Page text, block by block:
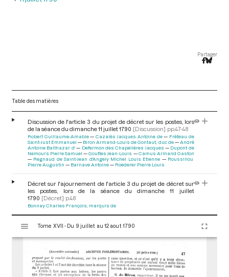
Partager
Table des matières
Discussion de l'article 3 du projet de décret sur les postes, lors
de la séance du dimanche 11 juillet 1790 [Discussion] pp.47-48
Robert Guillaume-Amable Cazalès Jacques Antoine de
Fréteau de
Saint-Just Emmanuel
Biron Armand-Louis de Gontaut, duc de
André
Antoine Balthazar d'
Defermon des Chapelières Jacques
Dupont de
Nemours Pierre Samuel
Gouttes Jean-Louis
Camus Armand Gaston
Regnaud de Saint-Jean d'Angely Michel Louis Etienne
Roussillou
Pierre Augustin
Barnave Antoine Roederer Pierre Louis
Décret sur l'ajournement de l'article 3 du projet de décret sur
les postes, lors de la séance du dimanche 11 juillet
1790 [Décret] p.48
Bonnay Charles François, marquis de
s
Tome XVII - Du 9 juillet au 12 aout 1790